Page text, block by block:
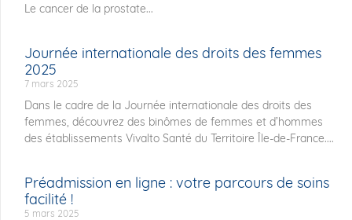
Le cancer de la prostate...
Journée internationale des droits des femmes
2025
7 mars 2025
Dans le cadre de la Journée internationale des droits des
femmes, découvrez des binômes de femmes et d’hommes
des établissements Vivalto Santé du Territoire Île-de-France....
Préadmission en ligne : votre parcours de soins
facilité !
5 mars 2025